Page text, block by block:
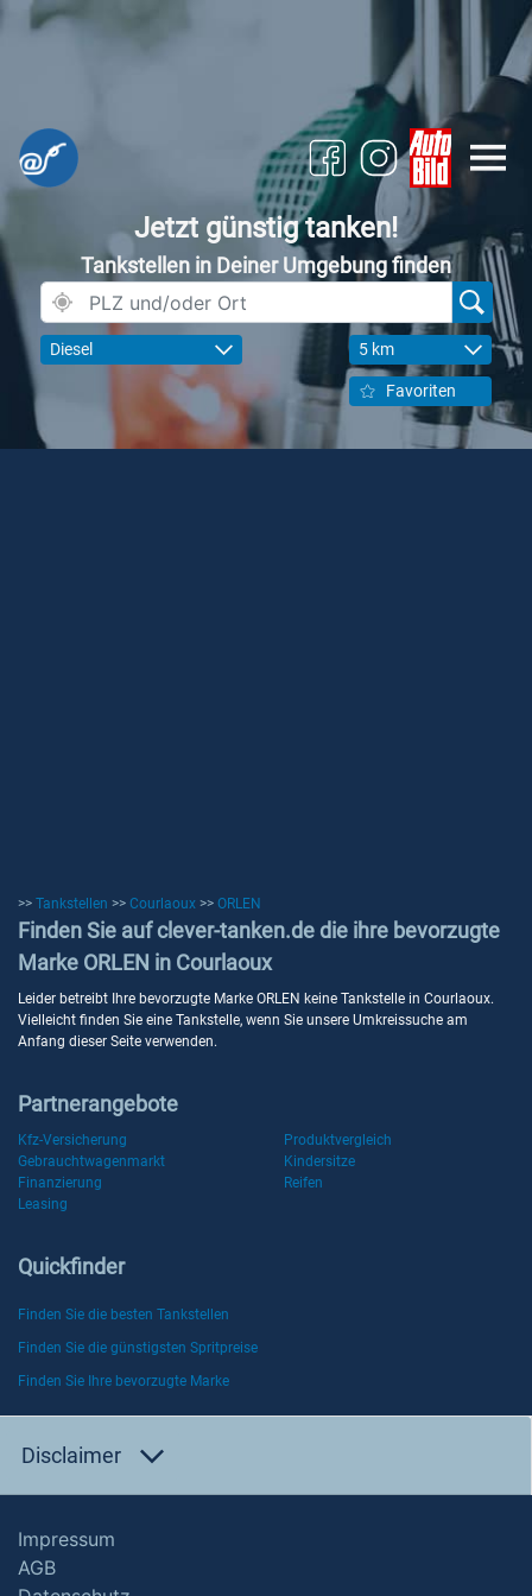
Jetzt günstig tanken!
Tankstellen in Deiner Umgebung finden
Diesel 5 km
Favoriten
>> Tankstellen >> Courlaoux >> ORLEN
Finden Sie auf clever-tanken.de die ihre bevorzugte
Marke ORLEN in Courlaoux
Leider betreibt Ihre bevorzugte Marke ORLEN keine Tankstelle in Courlaoux.
Vielleicht finden Sie eine Tankstelle, wenn Sie unsere Umkreissuche am
Anfang dieser Seite verwenden.
Partnerangebote
Kfz-Versicherung
Produktvergleich
Gebrauchtwagenmarkt
Kindersitze
Finanzierung
Reifen
Leasing
Quickfinder
Finden Sie die besten Tankstellen
Finden Sie die günstigsten Spritpreise
Finden Sie Ihre bevorzugte Marke
Disclaimer
Impressum
AGB